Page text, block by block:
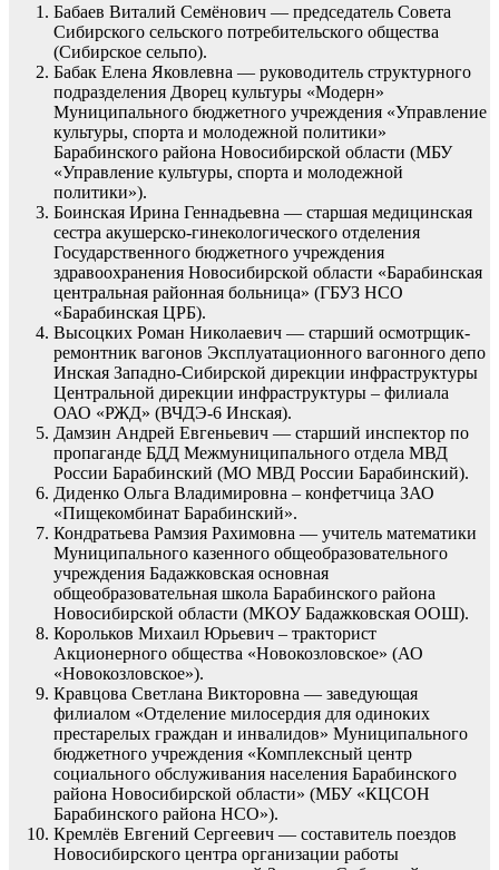
Бабаев Виталий Семёнович — председатель Совета
Сибирского сельского потребительского общества
(Сибирское сельпо).
Бабак Елена Яковлевна — руководитель структурного
подразделения Дворец культуры «Модерн»
Муниципального бюджетного учреждения «Управление
культуры, спорта и молодежной политики»
Барабинского района Новосибирской области (МБУ
«Управление культуры, спорта и молодежной
политики»).
Боинская Ирина Геннадьевна — старшая медицинская
сестра акушерско-гинекологического отделения
Государственного бюджетного учреждения
здравоохранения Новосибирской области «Барабинская
центральная районная больница» (ГБУЗ НСО
«Барабинская ЦРБ).
Высоцких Роман Николаевич — старший осмотрщик-
ремонтник вагонов Эксплуатационного вагонного депо
Инская Западно-Сибирской дирекции инфраструктуры
Центральной дирекции инфраструктуры – филиала
ОАО «РЖД» (ВЧДЭ-6 Инская).
Дамзин Андрей Евгеньевич — старший инспектор по
пропаганде БДД Межмуниципального отдела МВД
России Барабинский (МО МВД России Барабинский).
Диденко Ольга Владимировна – конфетчица ЗАО
«Пищекомбинат Барабинский».
Кондратьева Рамзия Рахимовна — учитель математики
Муниципального казенного общеобразовательного
учреждения Бадажковская основная
общеобразовательная школа Барабинского района
Новосибирской области (МКОУ Бадажковская ООШ).
Корольков Михаил Юрьевич – тракторист
Акционерного общества «Новокозловское» (АО
«Новокозловское»).
Кравцова Светлана Викторовна — заведующая
филиалом «Отделение милосердия для одиноких
престарелых граждан и инвалидов» Муниципального
бюджетного учреждения «Комплексный центр
социального обслуживания населения Барабинского
района Новосибирской области» (МБУ «КЦСОН
Барабинского района НСО»).
Кремлёв Евгений Сергеевич — составитель поездов
Новосибирского центра организации работы